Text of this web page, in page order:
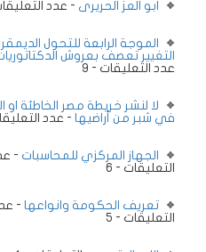
ابو العز الحريرى - عدد التعليقات
الموجة الرابعة للتحول
التغيير تعصف بعروش
عدد التعليقات - 9
لا لنشر خريطة مصر الخاطئة او
في شبر من أراضيها - عدد
الجهاز المركزي للمحاسبات -
التعليقات - 6
تعريف الحكومة وانواعها -
التعليقات - 5